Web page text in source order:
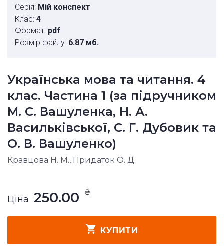
Серія: Мій конспект
Клас: 4
Формат: pdf
Розмір файлу: 6.87 мб.
Українська мова та читання. 4
клас. Частина 1 (за підручником
М. С. Вашуленка, Н. А.
Васильківської, С. Г. Дубовик та
О. В. Вашуленко)
Кравцова Н. М., Придаток О. Д.
Ціна 250.00 ₴
КУПИТИ